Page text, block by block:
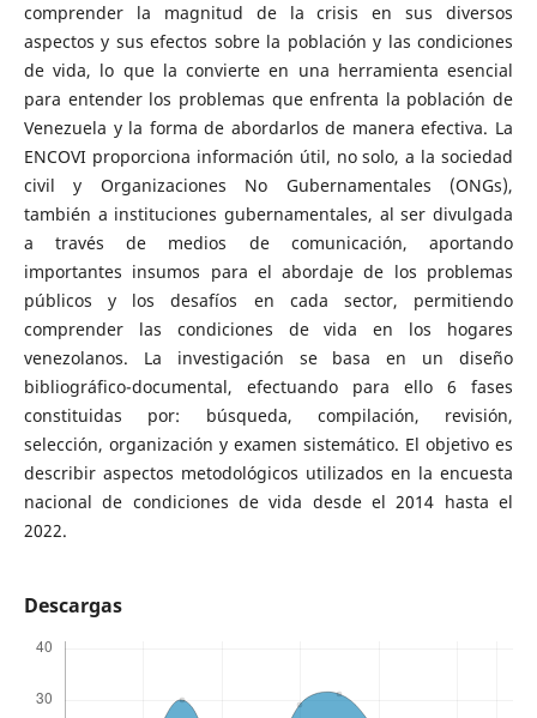
comprender la magnitud de la crisis en sus diversos
aspectos y sus efectos sobre la población y las condiciones
de vida, lo que la convierte en una herramienta esencial
para entender los problemas que enfrenta la población de
Venezuela y la forma de abordarlos de manera efectiva. La
ENCOVI proporciona información útil, no solo, a la sociedad
civil y Organizaciones No Gubernamentales (ONGs),
también a instituciones gubernamentales, al ser divulgada
a través de medios de comunicación, aportando
importantes insumos para el abordaje de los problemas
públicos y los desafíos en cada sector, permitiendo
comprender las condiciones de vida en los hogares
venezolanos. La investigación se basa en un diseño
bibliográfico-documental, efectuando para ello 6 fases
constituidas por: búsqueda, compilación, revisión,
selección, organización y examen sistemático. El objetivo es
describir aspectos metodológicos utilizados en la encuesta
nacional de condiciones de vida desde el 2014 hasta el
2022.
Descargas